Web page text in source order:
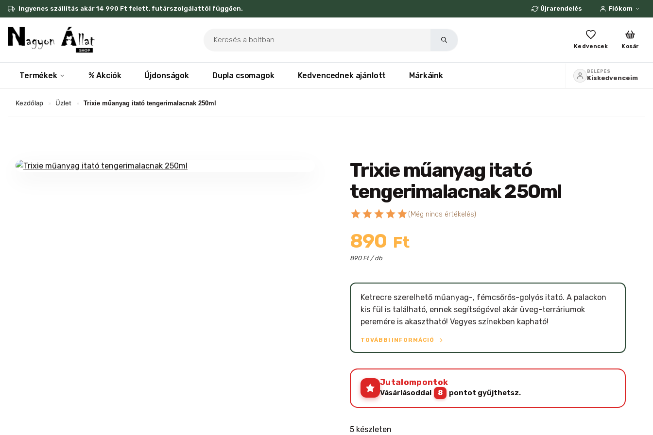
Skip
to
content
Ingyenes szállítás akár 14 990 Ft felett, futárszolgálattól függően. Újrarendelés Fiókom
search
Kedvencek Kosár
Termékek % Akciók Újdonságok Dupla csomagok Kedvencednek ajánlott Márkáink BELÉPÉS
Kiskedvenceim
Kezdőlap Üzlet Trixie műanyag itató tengerimalacnak 250ml
Trixie műanyag itató
tengerimalacnak 250ml
starstarstarstarstar(Még nincs értékelés)
890 Ft
890 Ft / db
Ketrecre szerelhető műanyag-, fémcsőrős-golyós itató. A palackon
kis fül is található, ennek segítségével akár üveg-terráriumok
peremére is akasztható! Vegyes színekben kapható!
TOVÁBBI INFORMÁCIÓ
Jutalompontok
Vásárlásoddal 8 pontot gyűjthetsz.
5 készleten